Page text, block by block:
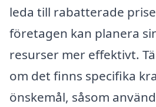
leda till rabatterade
företagen kan planera
resurser mer effektivt.
om det finns specifika
önskemål, såsom